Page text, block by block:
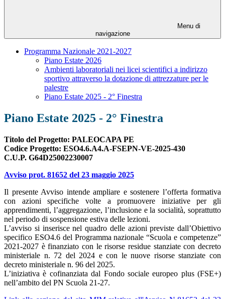
Menu di
navigazione
Programma Nazionale 2021-2027
Piano Estate 2026
Ambienti laboratoriali nei licei scientifici a indirizzo
sportivo attraverso la dotazione di attrezzature per le
palestre
Piano Estate 2025 - 2° Finestra
Piano Estate 2025 - 2° Finestra
Titolo del Progetto: PALEOCAPA PE
Codice Progetto: ESO4.6.A4.A-FSEPN-VE-2025-430
C.U.P. G64D25002230007
Avviso prot. 81652 del 23 maggio 2025
Il presente Avviso intende ampliare e sostenere l’offerta formativa
con azioni specifiche volte a promuovere iniziative per gli
apprendimenti, l’aggregazione, l’inclusione e la socialità, soprattutto
nel periodo di sospensione estiva delle lezioni.
L’avviso si inserisce nel quadro delle azioni previste dall’Obiettivo
specifico ESO4.6 del Programma nazionale “Scuola e competenze”
2021-2027 è finanziato con le risorse residue stanziate con decreto
ministeriale n. 72 del 2024 e con le nuove risorse stanziate con
decreto ministeriale n. 96 del 2025.
L’iniziativa è cofinanziata dal Fondo sociale europeo plus (FSE+)
nell’ambito del PN Scuola 21-27.